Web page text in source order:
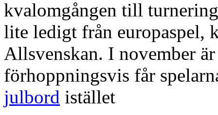
kvalomgången till
lite ledigt från europaspel,
Allsvenskan. I november
förhoppningsvis får
julbord istället